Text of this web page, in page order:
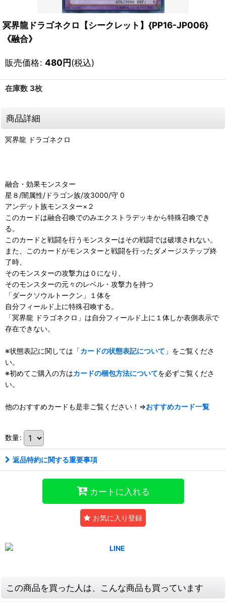
冥界龍ドラゴネクロ【シークレット】{PP16-JP006}
《融合》
販売価格: 480円(税込)
在庫数 3枚
商品詳細
冥界龍 ドラゴネクロ
融合・効果モンスター
星８/闇属性/ドラゴン族/攻3000/守 0
アンデット族モンスター×２
このカードは融合召喚でのみエクストラデッキから特殊召喚でき
る。
このカードと戦闘を行うモンスターはその戦闘では破壊されない。
また、このカードがモンスターと戦闘を行ったダメージステップ終
了時、
そのモンスターの攻撃力は０になり、
そのモンスターの元々のレベル・攻撃力を持つ
「ダークソウルトークン」１体を
自分フィールド上に特殊召喚する。
「冥界龍 ドラゴネクロ」は自分フィールド上に１体しか表側表示で
存在できない。
※状態表記に関しては「カードの状態表記について 」をご覧くださ
い。
※初めてご購入の方はカードの梱包方法についてを必ずご覧くださ
い。
他のおすすめカードも是非ご覧ください！⇒おすすめカード一覧
数量:
返品特約に関する重要事項
カートに入れる
お気に入り登録
この商品を買った人は、こんな商品も買っています